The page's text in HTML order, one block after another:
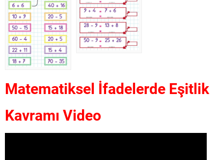
Matematiksel İfadelerde Eşitlik
Kavramı Video